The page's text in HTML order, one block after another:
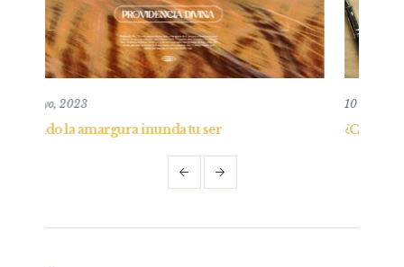
¿Cúal es la misión de la iglesia? Edificar